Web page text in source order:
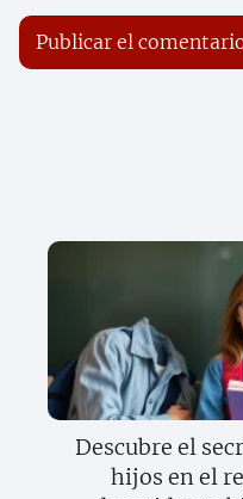
Descubre el
hijos en el